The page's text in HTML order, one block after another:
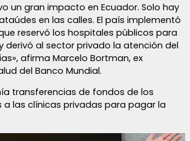
un gran impacto en Ecuador. Solo hay
en las calles. El país implementó
reservó los hospitales públicos para
derivó al sector privado la atención del
afirma Marcelo Bortman, ex
del Banco Mundial.
transferencias de fondos de los
a las clínicas privadas para pagar la